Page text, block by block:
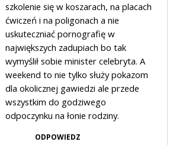
szkolenie się w koszarach, na placach
ćwiczeń i na poligonach a nie
uskuteczniać pornografię w
największych zadupiach bo tak
wymyślił sobie minister celebryta. A
weekend to nie tylko służy pokazom
dla okolicznej gawiedzi ale przede
wszystkim do godziwego
odpoczynku na łonie rodziny.
ODPOWIEDZ